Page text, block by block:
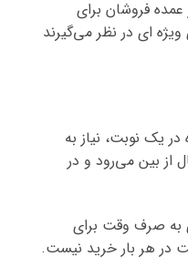
فروشان برای
ای در نظر می‌گیرند
در یک نوبت، نیاز به
از بین می‌رود و در
به صرف وقت برای
در هر بار خرید نیست.